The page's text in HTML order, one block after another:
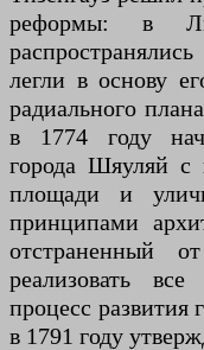
реформы: в
легли в основу
радиального
в 1774 году
города Шяуляй с
площади и
принципами
отстраненный
реализовать
процесс развития
в 1791 году